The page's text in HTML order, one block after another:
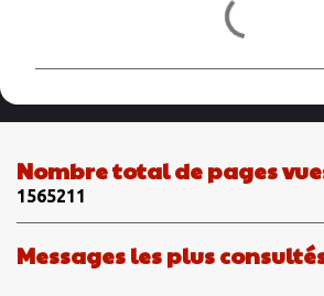
e
t
i
Nombre total de pages
1 56521 1
Messages les plus